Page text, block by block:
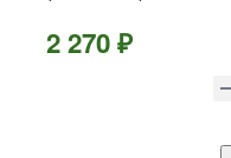
2 270 ₽